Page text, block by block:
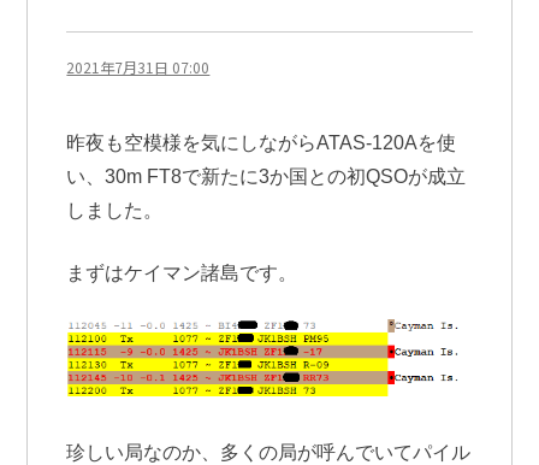
2021年7月31日 07:00
昨夜も空模様を気にしながらATAS-120Aを使
い、30m FT8で新たに3か国との初QSOが成立
しました。
まずはケイマン諸島です。
珍しい局なのか、多くの局が呼んでいてパイル